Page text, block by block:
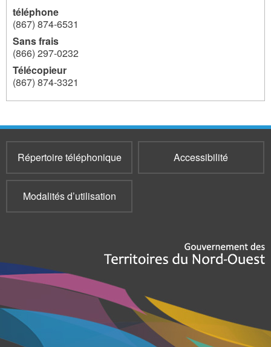
téléphone
(867) 874-6531
Sans frais
(866) 297-0232
Télécopieur
(867) 874-3321
159
Répertoire téléphonique Accessibilité
Modalités d’utilisation